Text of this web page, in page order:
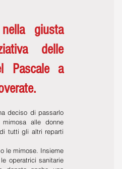
giusta
delle
Pascale a
deciso di passarlo
alle donne
tutti gli altri reparti
le mimose. Insieme
operatrici sanitarie